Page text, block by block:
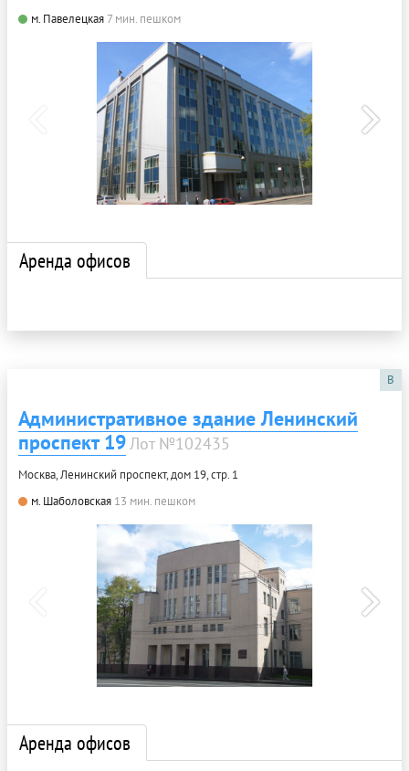
м. Павелецкая 7 мин. пешком
Аренда офисов
B
Административное здание Ленинский
проспект 19Лот №102435
Москва, Ленинский проспект, дом 19, стр. 1
м. Шаболовская 13 мин. пешком
Аренда офисов